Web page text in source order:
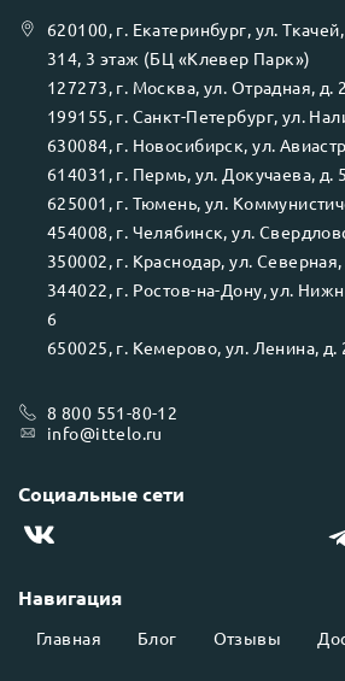
Навигация
Главная Блог Отзывы
620100, г. Екатеринбург, ул.
314, 3 этаж (БЦ «Клевер Парк»)
127273, г. Москва, ул. Отрадная, д.
199155, г. Санкт-Петербург, ул.
630084, г. Новосибирск, ул.
614031 , г. Пермь, ул. Докучаева, д.
625001 , г. Тюмень, ул.
454008, г. Челябинск, ул.
350002, г. Краснодар, ул.
344022, г. Ростов-на-Дону, ул.
6
650025, г. Кемерово, ул. Ленина, д.
8 800 551-80-12
info@ittelo.ru
Социальные сети